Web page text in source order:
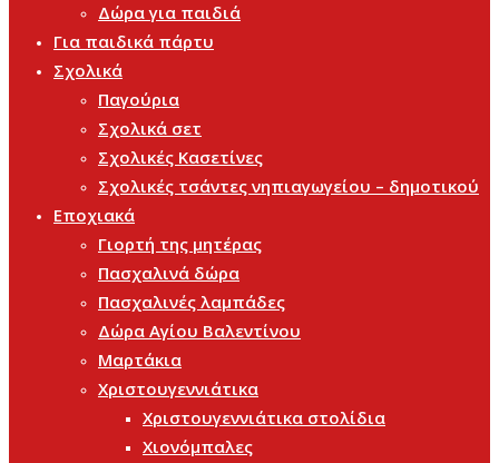
Δώρα για παιδιά
Για παιδικά πάρτυ
Σχολικά
Παγούρια
Σχολικά σετ
Σχολικές Κασετίνες
Σχολικές τσάντες νηπιαγωγείου – δημοτικού
Εποχιακά
Γιορτή της μητέρας
Πασχαλινά δώρα
Πασχαλινές λαμπάδες
Δώρα Αγίου Βαλεντίνου
Μαρτάκια
Χριστουγεννιάτικα
Χριστουγεννιάτικα στολίδια
Χιονόμπαλες